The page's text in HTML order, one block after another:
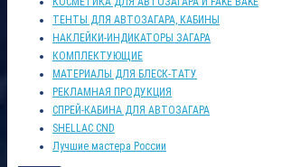
ТЕНТЫ ДЛЯ АВТОЗАГАРА, КАБИНЫ
НАКЛЕЙКИ-ИНДИКАТОРЫ ЗАГАРА
КОМПЛЕКТУЮЩИЕ
МАТЕРИАЛЫ ДЛЯ БЛЕСК-ТАТУ
РЕКЛАМНАЯ ПРОДУКЦИЯ
СПРЕЙ-КАБИНА ДЛЯ АВТОЗАГАРА
SHELLAC CND
Лучшие мастера России